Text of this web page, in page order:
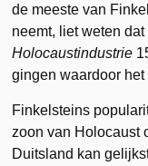
de meeste van
neemt, liet weten
Holocaustindustrie
gingen waardoor
Finkelsteins
zoon van Holocaust
Duitsland kan